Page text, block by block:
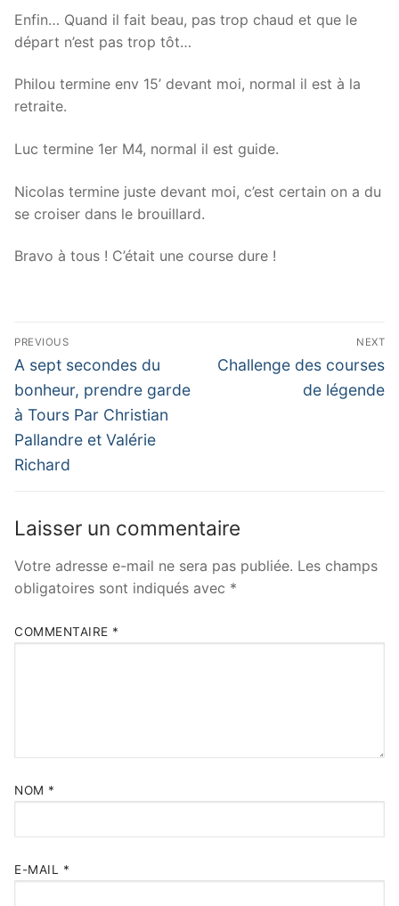
Enfin… Quand il fait beau, pas trop chaud et que le
départ n’est pas trop tôt…
Philou termine env 15’ devant moi, normal il est à la
retraite.
Luc termine 1er M4, normal il est guide.
Nicolas termine juste devant moi, c’est certain on a du
se croiser dans le brouillard.
Bravo à tous ! C’était une course dure !
Navigation
de
l’article
PREVIOUS
Previous
post:
A sept secondes du
bonheur, prendre garde
à Tours Par Christian
Pallandre et Valérie
Richard
NEXT
Next
Challenge des courses
de légende
Laisser un commentaire
Votre adresse e-mail ne sera pas publiée. Les champs
obligatoires sont indiqués avec *
COMMENTAIRE *
NOM *
E-MAIL *